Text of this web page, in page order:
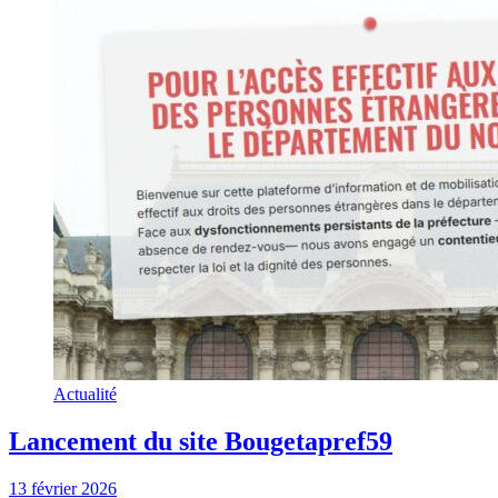
Actualité
Lancement du site Bougetapref59
13 février 2026